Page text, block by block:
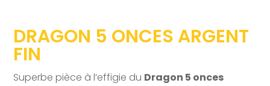
DRAGON 5 ONCES ARGENT
FIN
Superbe pièce à l’effigie du Dragon 5 onces